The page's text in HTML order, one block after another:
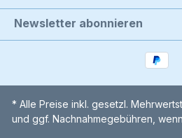
Newsletter abonnieren
* Alle Preise inkl. gesetzl.
und ggf. Nachnahmegebühren,